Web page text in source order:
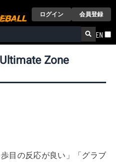
ログイン 会員登録
EN
Zone
目の反応が良い」「グラブ